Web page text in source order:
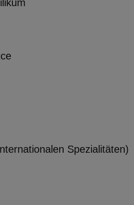
Spezialitäten)